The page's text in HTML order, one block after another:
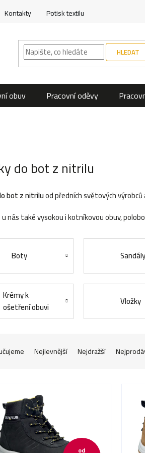
Kontakty Potisk textilu
HLEDAT
obuv Pracovní oděvy
do bot z nitrilu
bot z nitriluod předních světových
nás také vysokou i kotníkovou obuv,
Boty Sandály
Krémy k
ošetření obuvi
Vložky
Nejlevnější Nejdražší
od